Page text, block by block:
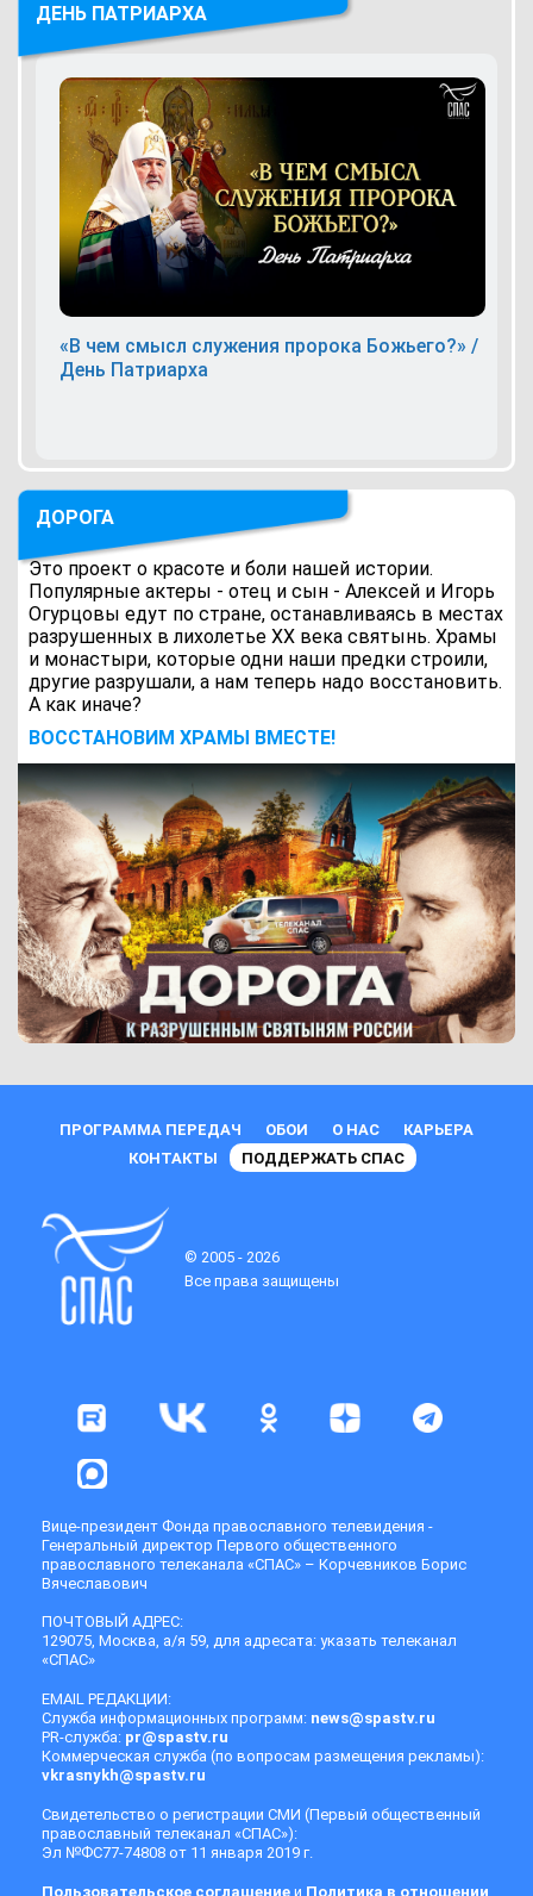
ДЕНЬ ПАТРИАРХА
«В чем смысл служения пророка Божьего?» /
День Патриарха
ДОРОГА
Это проект о красоте и боли нашей истории.
Популярные актеры - отец и сын - Алексей и Игорь
Огурцовы едут по стране, останавливаясь в местах
разрушенных в лихолетье ХХ века святынь. Храмы
и монастыри, которые одни наши предки строили,
другие разрушали, а нам теперь надо восстановить.
А как иначе?
ВОCСТАНОВИМ ХРАМЫ ВМЕСТЕ!
ПРОГРАММА ПЕРЕДАЧ ОБОИ О НАС
КАРЬЕРА
КОНТАКТЫ
ПОДДЕРЖАТЬ СПАС
© 2005 - 2026
Все права защищены
Вице-президент Фонда православного телевидения -
Генеральный директор Первого общественного
православного телеканала «СПАС» – Корчевников Борис
Вячеславович
ПОЧТОВЫЙ АДРЕС:
129075, Москва, а/я 59, для адресата: указать телеканал
«СПАС»
EMAIL РЕДАКЦИИ:
Служба информационных программ: news@spastv.ru
PR-служба: pr@spastv.ru
Коммерческая служба (по вопросам размещения рекламы):
vkrasnykh@spastv.ru
Свидетельство о регистрации СМИ (Первый общественный
православный телеканал «СПАС»):
Эл №ФС77-74808 от 11 января 2019 г.
Пользовательское соглашение и Политика в отношении